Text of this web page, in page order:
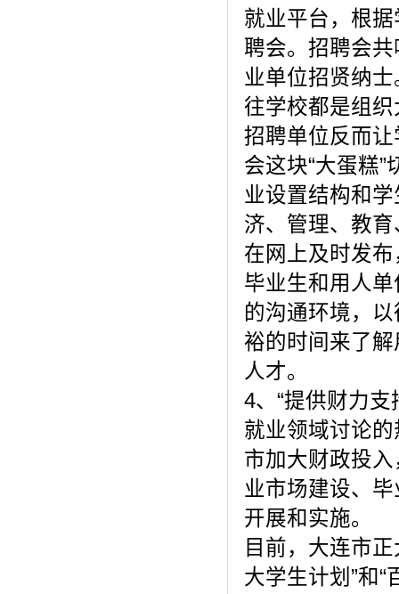
就业平台，根
聘会。招聘会
业单位招贤纳
往学校都是组
招聘单位反而让
会这块“大蛋糕
业设置结构和
济、管理、教
在网上及时发
毕业生和用人
的沟通环境，
裕的时间来了
人才。
4、“提供财力
就业领域讨论
市加大财政投
业市场建设、
开展和实施。
目前，大连市
大学生计划”和